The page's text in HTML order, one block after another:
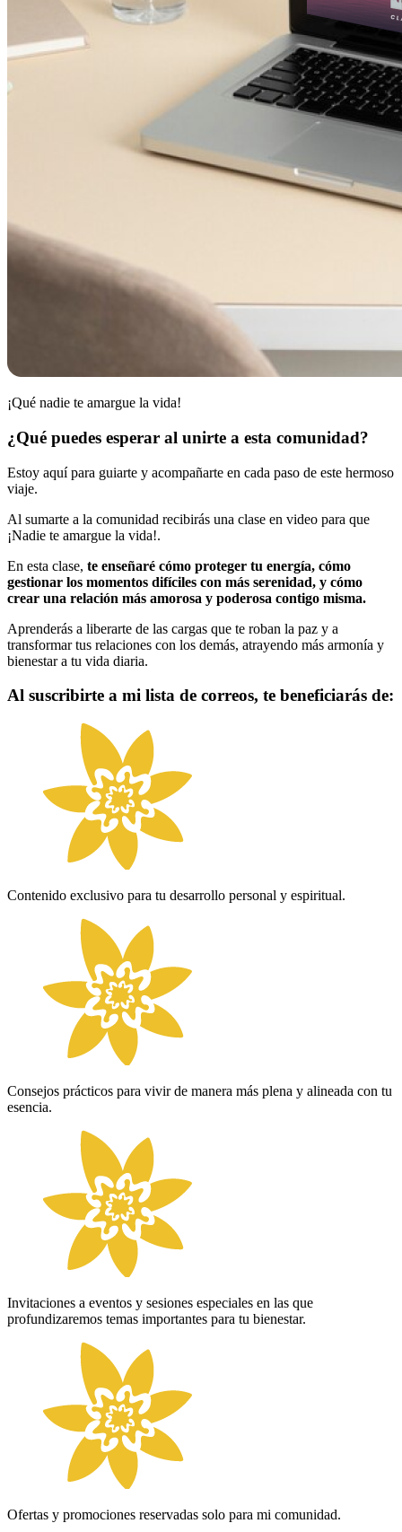
¡Qué nadie te amargue la vida!
¿Qué puedes esperar al unirte a esta comunidad?
Estoy aquí para guiarte y acompañarte en cada paso de este hermoso
viaje.
Al sumarte a la comunidad recibirás una clase en video para que
¡Nadie te amargue la vida!.
En esta clase, te enseñaré cómo proteger tu energía, cómo
gestionar los momentos difíciles con más serenidad, y cómo
crear una relación más amorosa y poderosa contigo misma.
Aprenderás a liberarte de las cargas que te roban la paz y a
transformar tus relaciones con los demás, atrayendo más armonía y
bienestar a tu vida diaria.
Al suscribirte a mi lista de correos, te beneficiarás de:
Contenido exclusivo para tu desarrollo personal y espiritual.
Consejos prácticos para vivir de manera más plena y alineada con tu
esencia.
Invitaciones a eventos y sesiones especiales en las que
profundizaremos temas importantes para tu bienestar.
Ofertas y promociones reservadas solo para mi comunidad.